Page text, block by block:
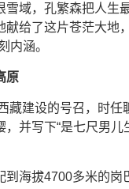
雪域，孔繁森把人生
献给了这片苍茫大地
内涵。
原
藏建设的号召，时
并写下“是七尺男
到海拔4700多米的